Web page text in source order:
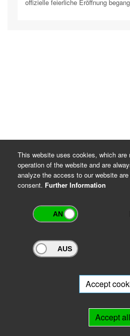
offizielle feierliche Eröffnung
Archivportal Thüringen
will be happy to advise you.
This website uses cookies, which
operation of the website and are
analyze the access to our website
consent. Further Information
Accept
Accept all